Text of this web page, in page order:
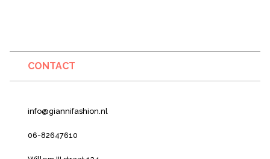
CONTACT
info@giannifashion.nl
06-82647610